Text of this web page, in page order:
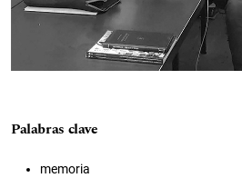
Palabras clave
memoria